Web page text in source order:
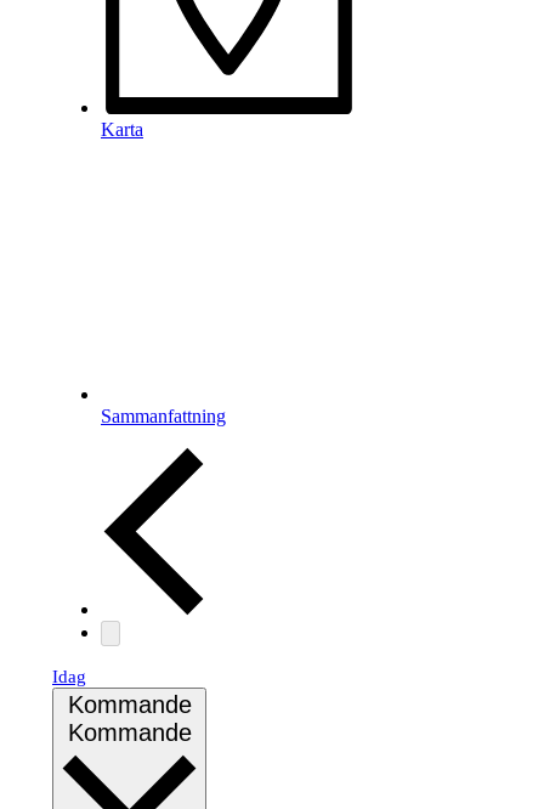
Karta
Sammanfattning
Idag
Kommande
Kommande